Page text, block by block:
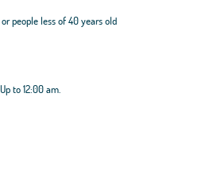
people less of 40 years old
to 12:00 am.